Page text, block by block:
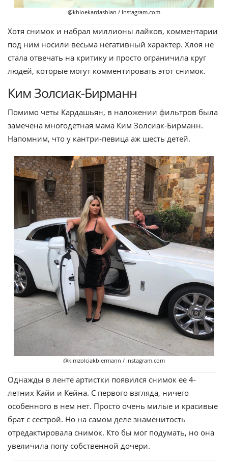
@khloekardashian / Instagram.com
Хотя снимок и набрал миллионы лайков, комментарии
под ним носили весьма негативный характер. Хлоя не
стала отвечать на критику и просто ограничила круг
людей, которые могут комментировать этот снимок.
Ким Золсиак-Бирманн
Помимо четы Кардашьян, в наложении фильтров была
замечена многодетная мама Ким Золсиак-Бирманн.
Напомним, что у кантри-певица аж шесть детей.
@kimzolciakbiermann / Instagram.com
Однажды в ленте артистки появился снимок ее 4-
летних Кайи и Кейна. С первого взгляда, ничего
особенного в нем нет. Просто очень милые и красивые
брат с сестрой. Но на самом деле знаменитость
отредактировала снимок. Кто бы мог подумать, но она
увеличила попу собственной дочери.